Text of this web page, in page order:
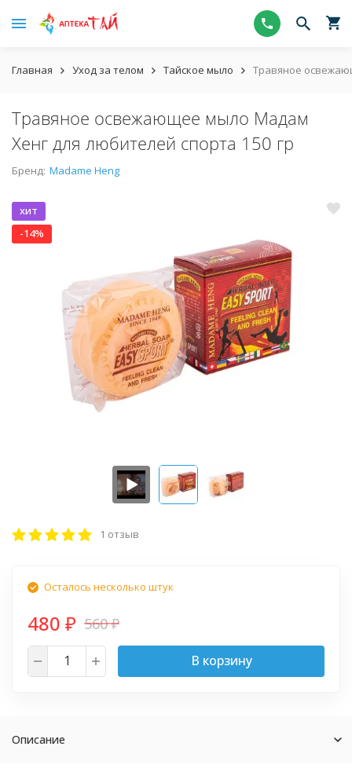
Главная Уход за телом Тайское мыло Травяное
Травяное освежающее мыло Мадам
Хенг для любителей спорта 150 гр
Бренд: Madame Heng
хит
-14%
1 отзыв
Осталось несколько штук
480 ₽ 560₽
В корзину
Описание